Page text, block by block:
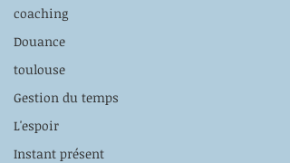
coaching
Douance
toulouse
Gestion du temps
L'espoir
Instant présent